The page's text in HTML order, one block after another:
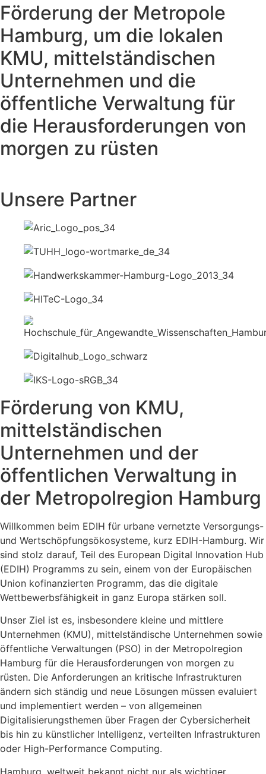
Förderung der Metropole
Hamburg, um die lokalen
KMU, mittelständischen
Unternehmen und die
öffentliche Verwaltung für
die Herausforderungen von
morgen zu rüsten
Unsere Partner
Förderung von KMU,
mittelständischen
Unternehmen und der
öffentlichen Verwaltung in
der Metropolregion Hamburg
Willkommen beim EDIH für urbane vernetzte Versorgungs-
und Wertschöpfungsökosysteme, kurz EDIH-Hamburg. Wir
sind stolz darauf, Teil des European Digital Innovation Hub
(EDIH) Programms zu sein, einem von der Europäischen
Union kofinanzierten Programm, das die digitale
Wettbewerbsfähigkeit in ganz Europa stärken soll.
Unser Ziel ist es, insbesondere kleine und mittlere
Unternehmen (KMU), mittelständische Unternehmen sowie
öffentliche Verwaltungen (PSO) in der Metropolregion
Hamburg für die Herausforderungen von morgen zu
rüsten. Die Anforderungen an kritische Infrastrukturen
ändern sich ständig und neue Lösungen müssen evaluiert
und implementiert werden – von allgemeinen
Digitalisierungsthemen über Fragen der Cybersicherheit
bis hin zu künstlicher Intelligenz, verteilten Infrastrukturen
oder High-Performance Computing.
Hamburg, weltweit bekannt nicht nur als wichtiger